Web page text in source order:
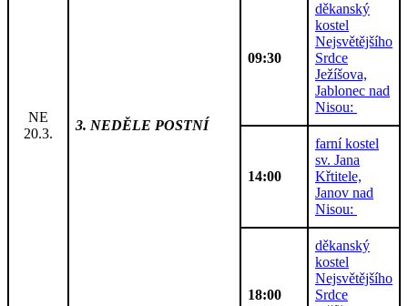
NE
20.3.
3. NEDĚLE POSTNÍ
09:30
děkanský
kostel
Nejsvětějšího
Srdce
Ježíšova,
Jablonec nad
Nisou:
14:00
farní kostel
sv. Jana
Křtitele,
Janov nad
Nisou:
18:00
děkanský
kostel
Nejsvětějšího
Srdce